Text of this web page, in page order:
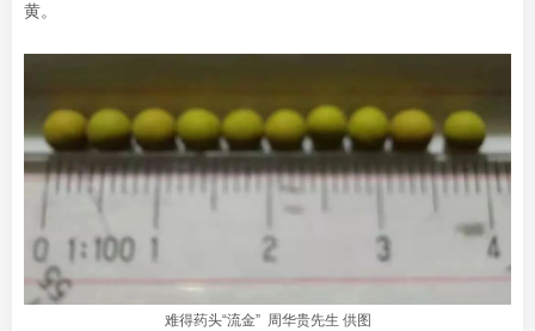
黄。
难得药头“流金” 周华贵先生 供图